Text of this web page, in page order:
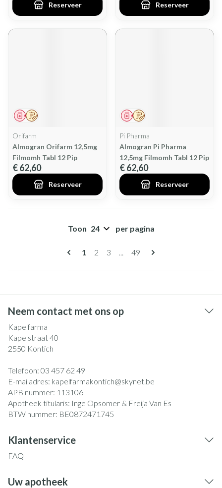
Reserveer Reserveer
Op voorschrift
Geneesmiddel
Orifarm
Almogran Orifarm 12,5mg
Filmomh Tabl 12 Pip
€ 62,60
Reserveer
Op voorschrift
Geneesmiddel
Pi Pharma
Almogran Pi Pharma
12,5mg Filmomh Tabl 12 Pip
€ 62,60
Reserveer
Pagina's
U lees momenteel pagina
1 Pagina
2 Pagina
3 ... Pagina
49
Toon per pagina
Neem contact met ons op
Kapelfarma
Kapelstraat 40
2550 Kontich
Telefoon: 03 457 62 49
E-mailadres: kapelfarmakontich@skynet.be
APB nummer: 113106
Apotheek titularis: Inge Opsomer & Freija Van Es
BTW nummer: BE0872471745
Klantenservice
FAQ
Uw apotheek